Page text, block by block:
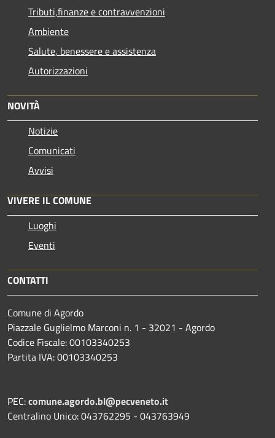
Tributi,finanze e contravvenzioni
Ambiente
Salute, benessere e assistenza
Autorizzazioni
NOVITÀ
Notizie
Comunicati
Avvisi
VIVERE IL COMUNE
Luoghi
Eventi
CONTATTI
Comune di Agordo
Piazzale Guglielmo Marconi n. 1 - 32021 - Agordo
Codice Fiscale: 00103340253
Partita IVA: 00103340253
PEC:comune.agordo.bl@pecveneto.it
Centralino Unico: 043762295 - 043763949